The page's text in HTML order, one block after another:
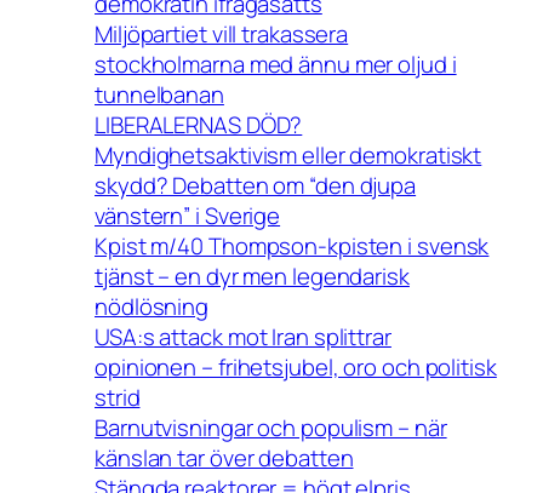
Miljöpartiet vill trakassera
stockholmarna med ännu mer oljud i
tunnelbanan
LIBERALERNAS DÖD?
Myndighetsaktivism eller demokratiskt
skydd? Debatten om “den djupa
vänstern” i Sverige
Kpist m/40 Thompson-kpisten i svensk
tjänst – en dyr men legendarisk
nödlösning
USA:s attack mot Iran splittrar
opinionen – frihetsjubel, oro och politisk
strid
Barnutvisningar och populism – när
känslan tar över debatten